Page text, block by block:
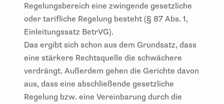
Regelungsbereich eine zwingende gesetzliche
oder tarifliche Regelung besteht (§ 87 Abs. 1,
Einleitungssatz BetrVG).
Das ergibt sich schon aus dem Grundsatz, dass
eine stärkere Rechtsquelle die schwächere
verdrängt. Außerdem gehen die Gerichte davon
aus, dass eine abschließende gesetzliche
Regelung bzw. eine Vereinbarung durch die